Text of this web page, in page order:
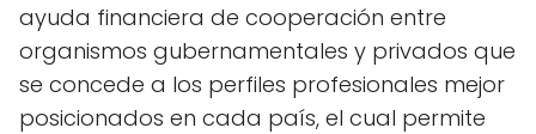
ayuda financiera de cooperación entre
organismos gubernamentales y privados que
se concede a los perfiles profesionales mejor
posicionados en cada país, el cual permite